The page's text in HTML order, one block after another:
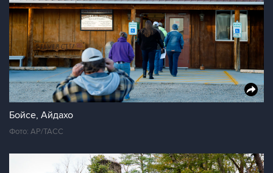
Бойсе, Айдахо
Фото: AP/ТАСС